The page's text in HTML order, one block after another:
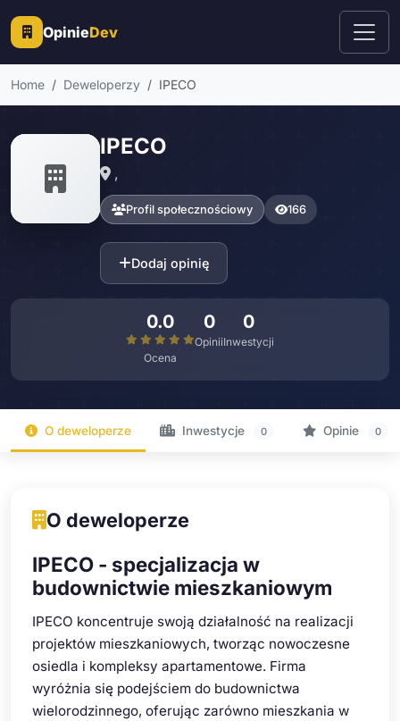
OpinieDev
Home Deweloperzy IPECO
IPECO
,
Profil społecznościowy 166
Dodaj opinię
0.0
Ocena
0
Opinii
0
Inwestycji
O deweloperze Inwestycje 0 Opinie 0
O deweloperze
IPECO - specjalizacja w
budownictwie mieszkaniowym
IPECO koncentruje swoją działalność na realizacji
projektów mieszkaniowych, tworząc nowoczesne
osiedla i kompleksy apartamentowe. Firma
wyróżnia się podejściem do budownictwa
wielorodzinnego, oferując zarówno mieszkania w